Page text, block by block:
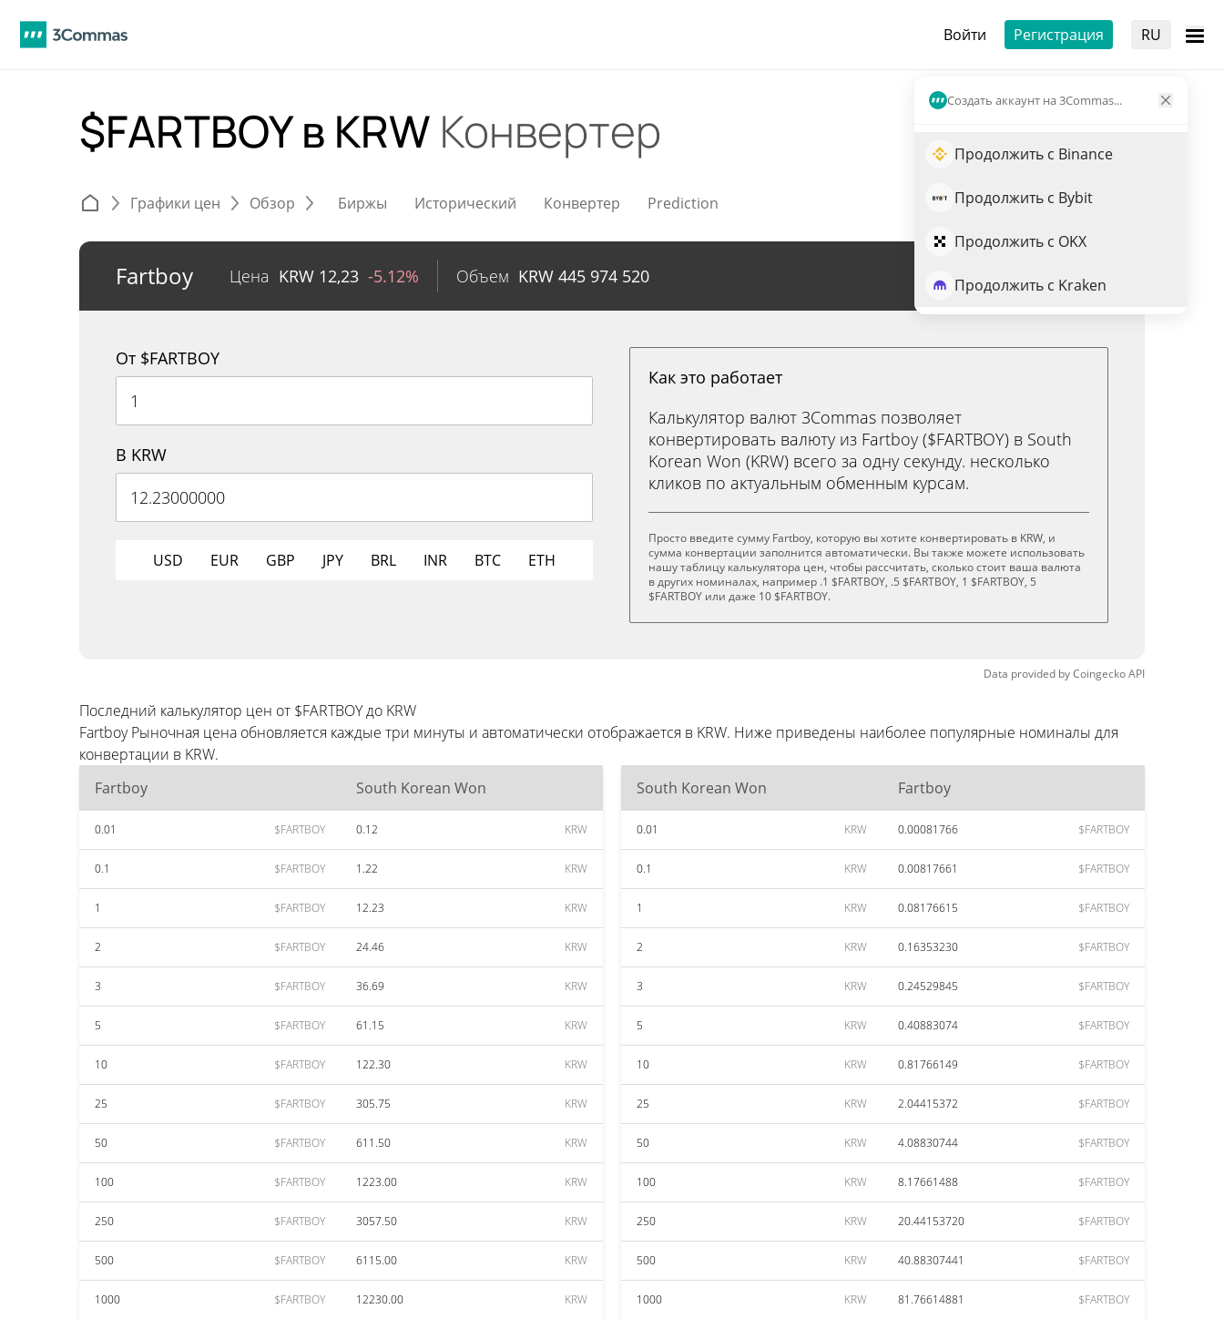
Войти Регистрация RU
Создать аккаунт на 3Commas...
Продолжить с Binance
Продолжить с Bybit
Продолжить с OKX
Продолжить с Kraken
$FARTBOY в KRW Конвертер
Графики цен Обзор Биржы Исторический Конвертер Prediction
Fartboy Цена KRW 12,23 -5.12% Объем KRW 445 974 520 Торговля $FARTBOY
От $FARTBOY
В KRW
USD EUR GBP JPY BRL INR BTC ETH
Как это работает
Калькулятор валют 3Commas позволяет
конвертировать валюту из Fartboy ($FARTBOY) в South
Korean Won (KRW) всего за одну секунду. несколько
кликов по актуальным обменным курсам.
Просто введите сумму Fartboy, которую вы хотите конвертировать в KRW, и
сумма конвертации заполнится автоматически. Вы также можете использовать
нашу таблицу калькулятора цен, чтобы рассчитать, сколько стоит ваша валюта
в других номиналах, например .1 $FARTBOY, .5 $FARTBOY, 1 $FARTBOY, 5
$FARTBOY или даже 10 $FARTBOY.
Data provided byCoingeckoAPI
Последний калькулятор цен от $FARTBOY до KRW
Fartboy Рыночная цена обновляется каждые три минуты и автоматически отображается в KRW. Ниже приведены наиболее популярные номиналы для
конвертации в KRW.
Fartboy
South Korean Won
0.01 $FARTBOY 0.12 KRW
0.1 $FARTBOY 1.22 KRW
1 $FARTBOY 12.23 KRW
2 $FARTBOY 24.46 KRW
3 $FARTBOY 36.69 KRW
5 $FARTBOY 61.15 KRW
10 $FARTBOY 122.30 KRW
25 $FARTBOY 305.75 KRW
50 $FARTBOY 611.50 KRW
100 $FARTBOY 1223.00 KRW
250 $FARTBOY 3057.50 KRW
500 $FARTBOY 6115.00 KRW
1000 $FARTBOY 12230.00 KRW
South Korean Won Fartboy
0.01 KRW 0.00081766 $FARTBOY
0.1 KRW 0.00817661 $FARTBOY
1 KRW 0.08176615 $FARTBOY
2 KRW 0.16353230 $FARTBOY
3 KRW 0.24529845 $FARTBOY
5 KRW 0.40883074 $FARTBOY
10 KRW 0.81766149 $FARTBOY
25 KRW 2.04415372 $FARTBOY
50 KRW 4.08830744 $FARTBOY
100 KRW 8.17661488 $FARTBOY
250 KRW 20.44153720 $FARTBOY
500 KRW 40.88307441 $FARTBOY
1000 KRW 81.76614881 $FARTBOY